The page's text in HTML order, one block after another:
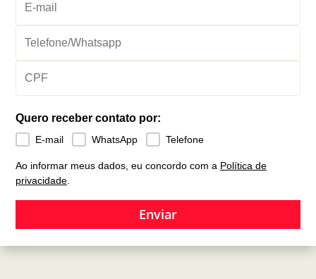
Quero receber contato por:
E-mail WhatsApp Telefone
Ao informar meus dados, eu concordo com a Política de
privacidade.
Enviar